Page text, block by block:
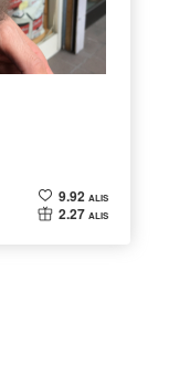
9.92 ALIS
2.27 ALIS